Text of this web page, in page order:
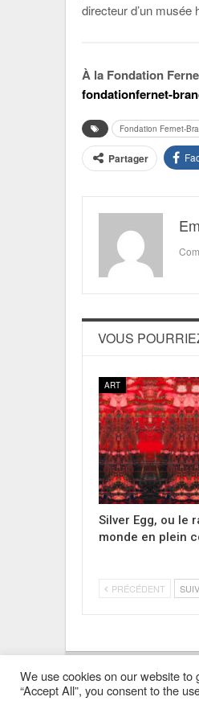
directeur d’un musée
À la Fondation
fondationfernet-
Fondation Fernet-
Partager
VOUS
ART
Silver Egg, ou le
monde en plein
PRÉCÉDENT
Mentions Légales
We use cookies on our website to
“Accept All”, you consent to the